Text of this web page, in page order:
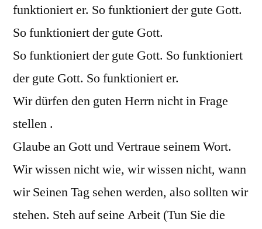
funktioniert er. So funktioniert der gute Gott.
So funktioniert der gute Gott.
So funktioniert der gute Gott. So funktioniert
der gute Gott. So funktioniert er.
Wir dürfen den guten Herrn nicht in Frage
stellen .
Glaube an Gott und Vertraue seinem Wort.
Wir wissen nicht wie, wir wissen nicht, wann
wir Seinen Tag sehen werden, also sollten wir
stehen. Steh auf seine Arbeit (Tun Sie die